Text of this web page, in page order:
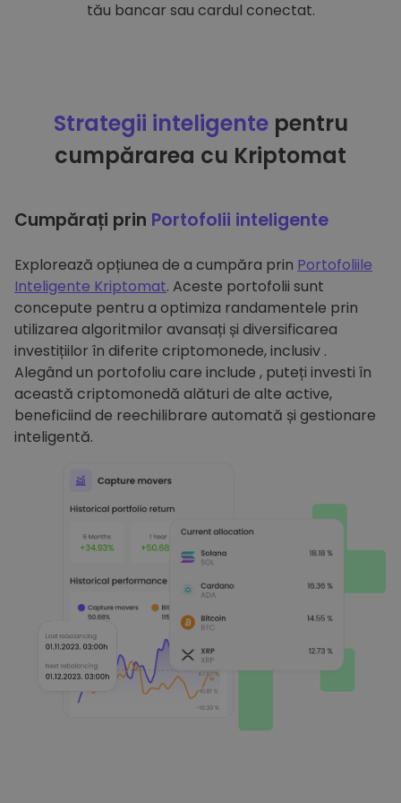
tău bancar sau cardul conectat.
Strategii inteligentepentru
cumpărarea cu Kriptomat
Cumpărați prin Portofolii inteligente
Explorează opțiunea de a cumpăra prin Portofoliile
Inteligente Kriptomat. Aceste portofolii sunt
concepute pentru a optimiza randamentele prin
utilizarea algoritmilor avansați și diversificarea
investițiilor în diferite criptomonede, inclusiv .
Alegând un portofoliu care include , puteți investi în
această criptomonedă alături de alte active,
beneficiind de reechilibrare automată și gestionare
inteligentă.